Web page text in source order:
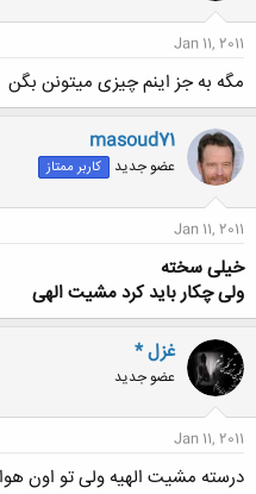
Jan 11, 2011
مگه به جز اینم چیزی میتونن بگن
masoud71
عضو جدید کاربر ممتاز
Jan 11, 2011
خیلی سخته
ولی چکار باید کرد مشیت الهی
غزل *
عضو جدید
Jan 11, 2011
درسته مشیت الهیه ولی تو اون